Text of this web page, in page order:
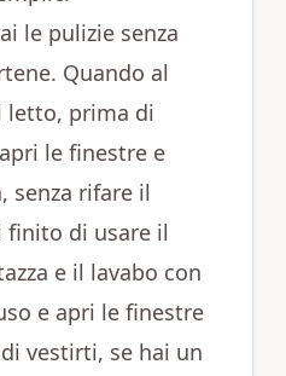
le pulizie senza
Quando al
letto, prima di
le finestre e
senza rifare il
finito di usare il
e il lavabo con
e apri le finestre
vestirti, se hai un